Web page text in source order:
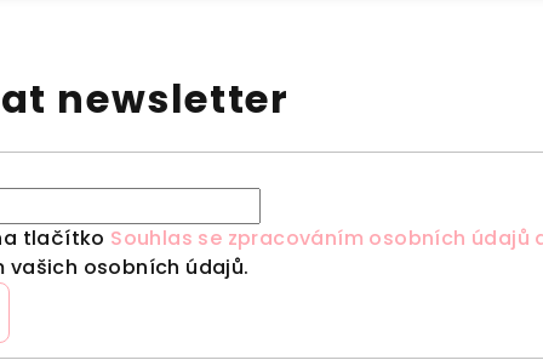
newsletter
tlačítko Souhlas se zpracováním osobních
vašich osobních údajů.